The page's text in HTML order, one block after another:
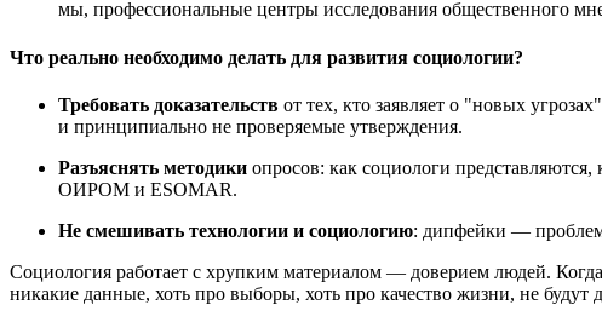
мы, профессиональные центры исследования общественного
Что реально необходимо делать для развития социологии?
Требовать доказательств от тех, кто заявляет о "новых
и принципиально не проверяемые утверждения.
Разъяснять методики опросов: как социологи
ОИРОМ и ESOMAR.
Не смешивать технологии и социологию: дипфейки —
Социология работает с хрупким материалом — доверием людей.
никакие данные, хоть про выборы, хоть про качество жизни, не будут